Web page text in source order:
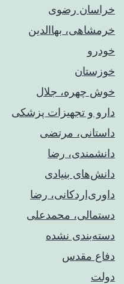
خراسان رضوی
خرمشاهی، بهاالدین
خودرو
خوزستان
خوش چهره، جلال
دارو و تجهیزات پزشکی
داستانی، مرتضی
دانشمندی، رضا
دانش‌های بنیادی
داوری‌اردکانی، رضا
دستمالی، محمدعلی
دسته‌بندی نشده
دفاع مقدس
دولت